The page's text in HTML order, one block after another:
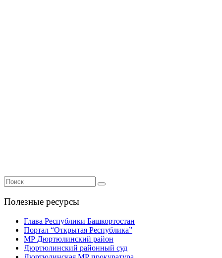
Полезные ресурсы
Глава Республики Башкортостан
Портал “Открытая Республика”
МР Дюртюлинский район
Дюртюлинский районный суд